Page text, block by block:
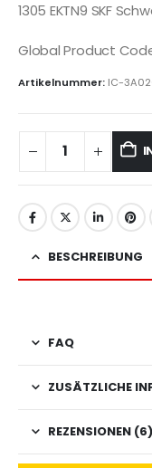
1305 EKTN9 SKF
Global Product Code:
Artikelnummer: IC-
BESCHREIBUNG
FAQ
ZUSÄTZLICHE
REZENSIONEN (6)